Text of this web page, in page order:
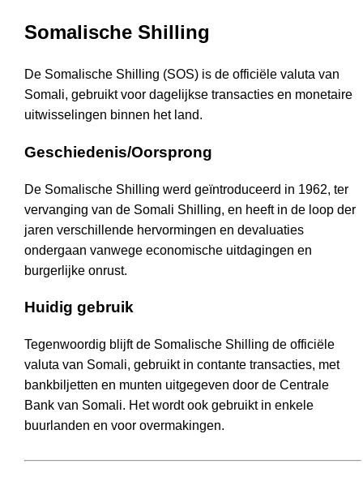
Somalische Shilling
De Somalische Shilling (SOS) is de officiële valuta van
Somali, gebruikt voor dagelijkse transacties en monetaire
uitwisselingen binnen het land.
Geschiedenis/Oorsprong
De Somalische Shilling werd geïntroduceerd in 1962, ter
vervanging van de Somali Shilling, en heeft in de loop der
jaren verschillende hervormingen en devaluaties
ondergaan vanwege economische uitdagingen en
burgerlijke onrust.
Huidig gebruik
Tegenwoordig blijft de Somalische Shilling de officiële
valuta van Somali, gebruikt in contante transacties, met
bankbiljetten en munten uitgegeven door de Centrale
Bank van Somali. Het wordt ook gebruikt in enkele
buurlanden en voor overmakingen.